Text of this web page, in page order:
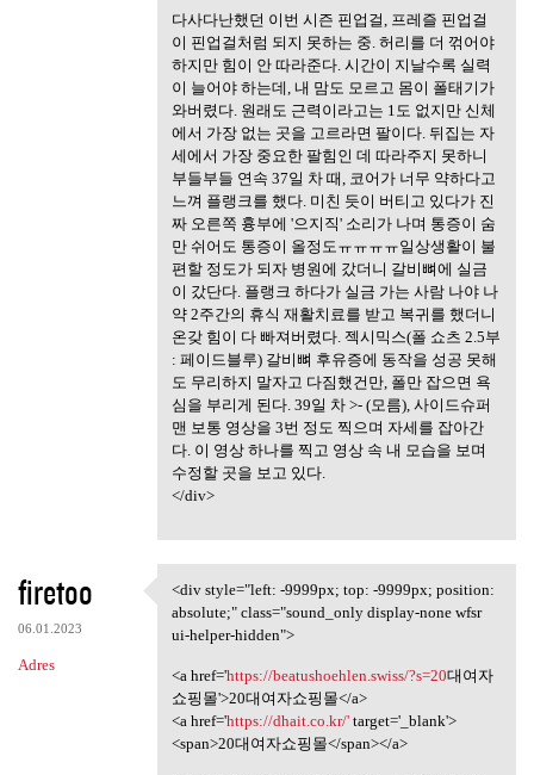
다사다난했던 이번 시즌 핀업걸, 프레즐 핀업걸
이 핀업걸처럼 되지 못하는 중. 허리를 더 꺾어야
하지만 힘이 안 따라준다. 시간이 지날수록 실력
이 늘어야 하는데, 내 맘도 모르고 몸이 폴태기가
와버렸다. 원래도 근력이라고는 1도 없지만 신체
에서 가장 없는 곳을 고르라면 팔이다. 뒤집는 자
세에서 가장 중요한 팔힘인 데 따라주지 못하니
부들부들 연속 37일 차 때, 코어가 너무 약하다고
느껴 플랭크를 했다. 미친 듯이 버티고 있다가 진
짜 오른쪽 흉부에 '으지직' 소리가 나며 통증이 숨
만 쉬어도 통증이 올정도ㅠㅠㅠㅠ일상생활이 불
편할 정도가 되자 병원에 갔더니 갈비뼈에 실금
이 갔단다. 플랭크 하다가 실금 가는 사람 나야 나
약 2주간의 휴식 재활치료를 받고 복귀를 했더니
온갖 힘이 다 빠져버렸다. 젝시믹스(폴 쇼츠 2.5부
: 페이드블루) 갈비뼈 후유증에 동작을 성공 못해
도 무리하지 말자고 다짐했건만, 폴만 잡으면 욕
심을 부리게 된다. 39일 차 >- (모름), 사이드슈퍼
맨 보통 영상을 3번 정도 찍으며 자세를 잡아간
다. 이 영상 하나를 찍고 영상 속 내 모습을 보며
수정할 곳을 보고 있다.
</div>
firetoo
06.01.2023
Adres
<div style="left: -9999px;
<div style="left: -9999px; top: -9999px; position:
absolute;" class="sound_only display-none wfsr
ui-helper-hidden">
<a href='https://beatushoehlen.swiss/?s=20대여자
쇼핑몰'>20대여자쇼핑몰</a>
<a href='https://dhait.co.kr/'target='_blank'>
<span>20대여자쇼핑몰</span></a>